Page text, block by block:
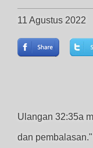
11 Agustus 2022
Ulangan 32:35a
dan